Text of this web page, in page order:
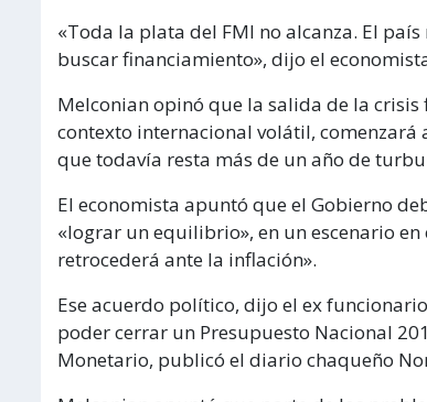
«Toda la plata del FMI no alcanza. El
buscar financiamiento», dijo el
Melconian opinó que la salida de la
contexto internacional volátil, comenzará
que todavía resta más de un año de
El economista apuntó que el Gobierno
«lograr un equilibrio», en un escenario
retrocederá ante la inflación».
Ese acuerdo político, dijo el ex
poder cerrar un Presupuesto Nacional
Monetario, publicó el diario chaqueño